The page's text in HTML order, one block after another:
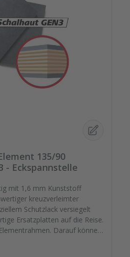
135/90
- Eckspannstelle
mit 1,6 mm Kunststoff
kreuzverleimter
Ersatzplatten auf die Reise.
Darauf können